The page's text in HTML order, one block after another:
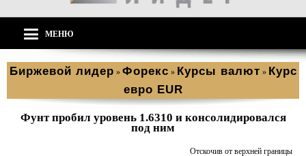
МЕНЮ
Биржевой лидер » Форекс » Курсы валют » Курс
евро EUR
Фунт пробил уровень 1.6310 и консолидировался
под ним
Отскочив от верхней границы